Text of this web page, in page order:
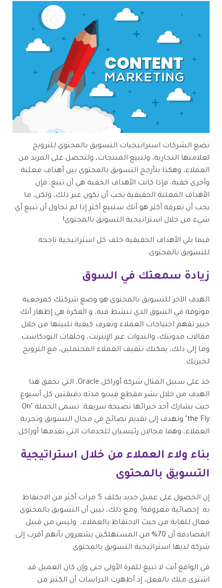
تضع الشركات استراتيجيات التسويق بالمحتوى للترويج
لعلامتها التجارية، ولتبيع المنتجات، ولتحصل على المزيد من
العملاء، وهكذا يتأرجح التسويق بالمحتوى بين أهداف معلنة
وأخرى خفية، فإذا كانت الأهداف الخفية هي أن تبيع، فإن
الأهداف المعلنة الحقيقية يجب أن تكون غير ذلك، ولكن، ما
يجب أن تعرفه أكثر هو أنك ستبيع أكثر إذا لم تحاول أن تبيع أي
شيء من خلال استراتيجية التسويق بالمحتوى!
فيما يلي الأهداف الحقيقية خلف كل استراتيجية ناجحة
للتسويق بالمحتوى:
زيادة سمعتك في السوق
الهدف الآخر للتسويق بالمحتوى هو وضع شركتك كمرجعية
موثوقة في السوق الذي تنشط فيه، و الفكرة هي إظهار أنك
خبير تفهم احتياجات العملاء وتعرف كيفية تلبيتها من خلال
مقالات مدونتك، والندوات عبر الإنترنت، وحلقات البودكاست..
وما إلى ذلك، يمكنك تثقيف العملاء المحتملين، مع الترويج
لخبرتك.
خذ على سبيل المثال شركة أوراكل Oracle، التي تحقق هذا
الهدف من خلال نشر مقطع فيديو مدته دقيقتين كل أسبوع
حيث يشارك أحد خبرائها نصيحة سريعة. تسمى الحملة "On
the Fly" وتهدف إلى تقديم نصائح في مجال التسويق وتجربة
العملاء، وهما مجالان رئيسيان للخدمات التي تقدمها أوراكل.
بناء ولاء العملاء من خلال استراتيجية
التسويق بالمحتوى
إن الحصول على عميل جديد يكلف 5 مرات أكثر من الاحتفاظ
به. إحصائية معروفة! ومع ذلك، تبين أن التسويق بالمحتوى
فعال للغاية من حيث الاحتفاظ بالعملاء، وليس من قبيل
المصادفة أن 70% من المستهلكين يشعرون بأنهم أقرب إلى
شركة لديها استراتيجية التسويق بالمحتوى.
في الواقع أنت لا تبيع للمرة الأولى حتى وإن كان العميل قد
اشترى منك بالفعل، إذ أظهرت الدراسات أن الكثير من